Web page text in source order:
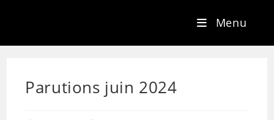
Menu
Parutions juin 2024